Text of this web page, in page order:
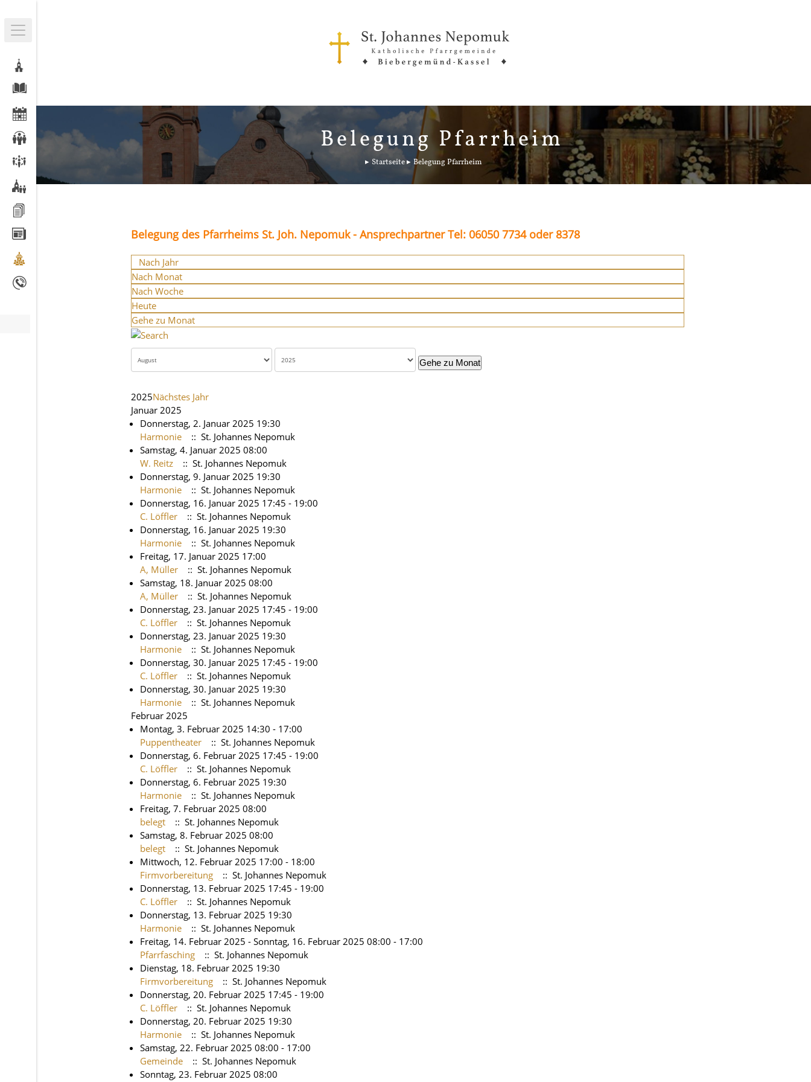
Belegung Pfarrheim
Startseite Belegung Pfarrheim
Belegung des Pfarrheims St. Joh. Nepomuk - Ansprechpartner Tel: 06050 7734 oder 8378
Nach Jahr
Nach Monat
Nach Woche
Heute
Gehe zu Monat
Gehe zu Monat
2025Nächstes Jahr
Januar 2025
Donnerstag, 2. Januar 2025 19:30
Harmonie
:: St. Johannes Nepomuk
Samstag, 4. Januar 2025 08:00
W. Reitz
:: St. Johannes Nepomuk
Donnerstag, 9. Januar 2025 19:30
Harmonie
:: St. Johannes Nepomuk
Donnerstag, 16. Januar 2025 17:45 - 19:00
C. Löffler
:: St. Johannes Nepomuk
Donnerstag, 16. Januar 2025 19:30
Harmonie
:: St. Johannes Nepomuk
Freitag, 17. Januar 2025 17:00
A, Müller
:: St. Johannes Nepomuk
Samstag, 18. Januar 2025 08:00
A, Müller
:: St. Johannes Nepomuk
Donnerstag, 23. Januar 2025 17:45 - 19:00
C. Löffler
:: St. Johannes Nepomuk
Donnerstag, 23. Januar 2025 19:30
Harmonie
:: St. Johannes Nepomuk
Donnerstag, 30. Januar 2025 17:45 - 19:00
C. Löffler
:: St. Johannes Nepomuk
Donnerstag, 30. Januar 2025 19:30
Harmonie
:: St. Johannes Nepomuk
Februar 2025
Montag, 3. Februar 2025 14:30 - 17:00
Puppentheater
:: St. Johannes Nepomuk
Donnerstag, 6. Februar 2025 17:45 - 19:00
C. Löffler
:: St. Johannes Nepomuk
Donnerstag, 6. Februar 2025 19:30
Harmonie
:: St. Johannes Nepomuk
Freitag, 7. Februar 2025 08:00
belegt
:: St. Johannes Nepomuk
Samstag, 8. Februar 2025 08:00
belegt
:: St. Johannes Nepomuk
Mittwoch, 12. Februar 2025 17:00 - 18:00
Firmvorbereitung
:: St. Johannes Nepomuk
Donnerstag, 13. Februar 2025 17:45 - 19:00
C. Löffler
:: St. Johannes Nepomuk
Donnerstag, 13. Februar 2025 19:30
Harmonie
:: St. Johannes Nepomuk
Freitag, 14. Februar 2025 - Sonntag, 16. Februar 2025 08:00 - 17:00
Pfarrfasching
:: St. Johannes Nepomuk
Dienstag, 18. Februar 2025 19:30
Firmvorbereitung
:: St. Johannes Nepomuk
Donnerstag, 20. Februar 2025 17:45 - 19:00
C. Löffler
:: St. Johannes Nepomuk
Donnerstag, 20. Februar 2025 19:30
Harmonie
:: St. Johannes Nepomuk
Samstag, 22. Februar 2025 08:00 - 17:00
Gemeinde
:: St. Johannes Nepomuk
Sonntag, 23. Februar 2025 08:00